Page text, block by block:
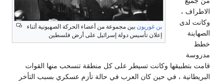
بن غوريون
بين مجموعة من أعضاء الحركة الصهيونية أثناء
إعلان تأسيس دولة إسرائيل على أرض فلسطين
وكانت تسيطر على كل منطقة تنسحب منها القوات
، في حين كان العرب في حالة تأزم عسكري بسبب التأخر